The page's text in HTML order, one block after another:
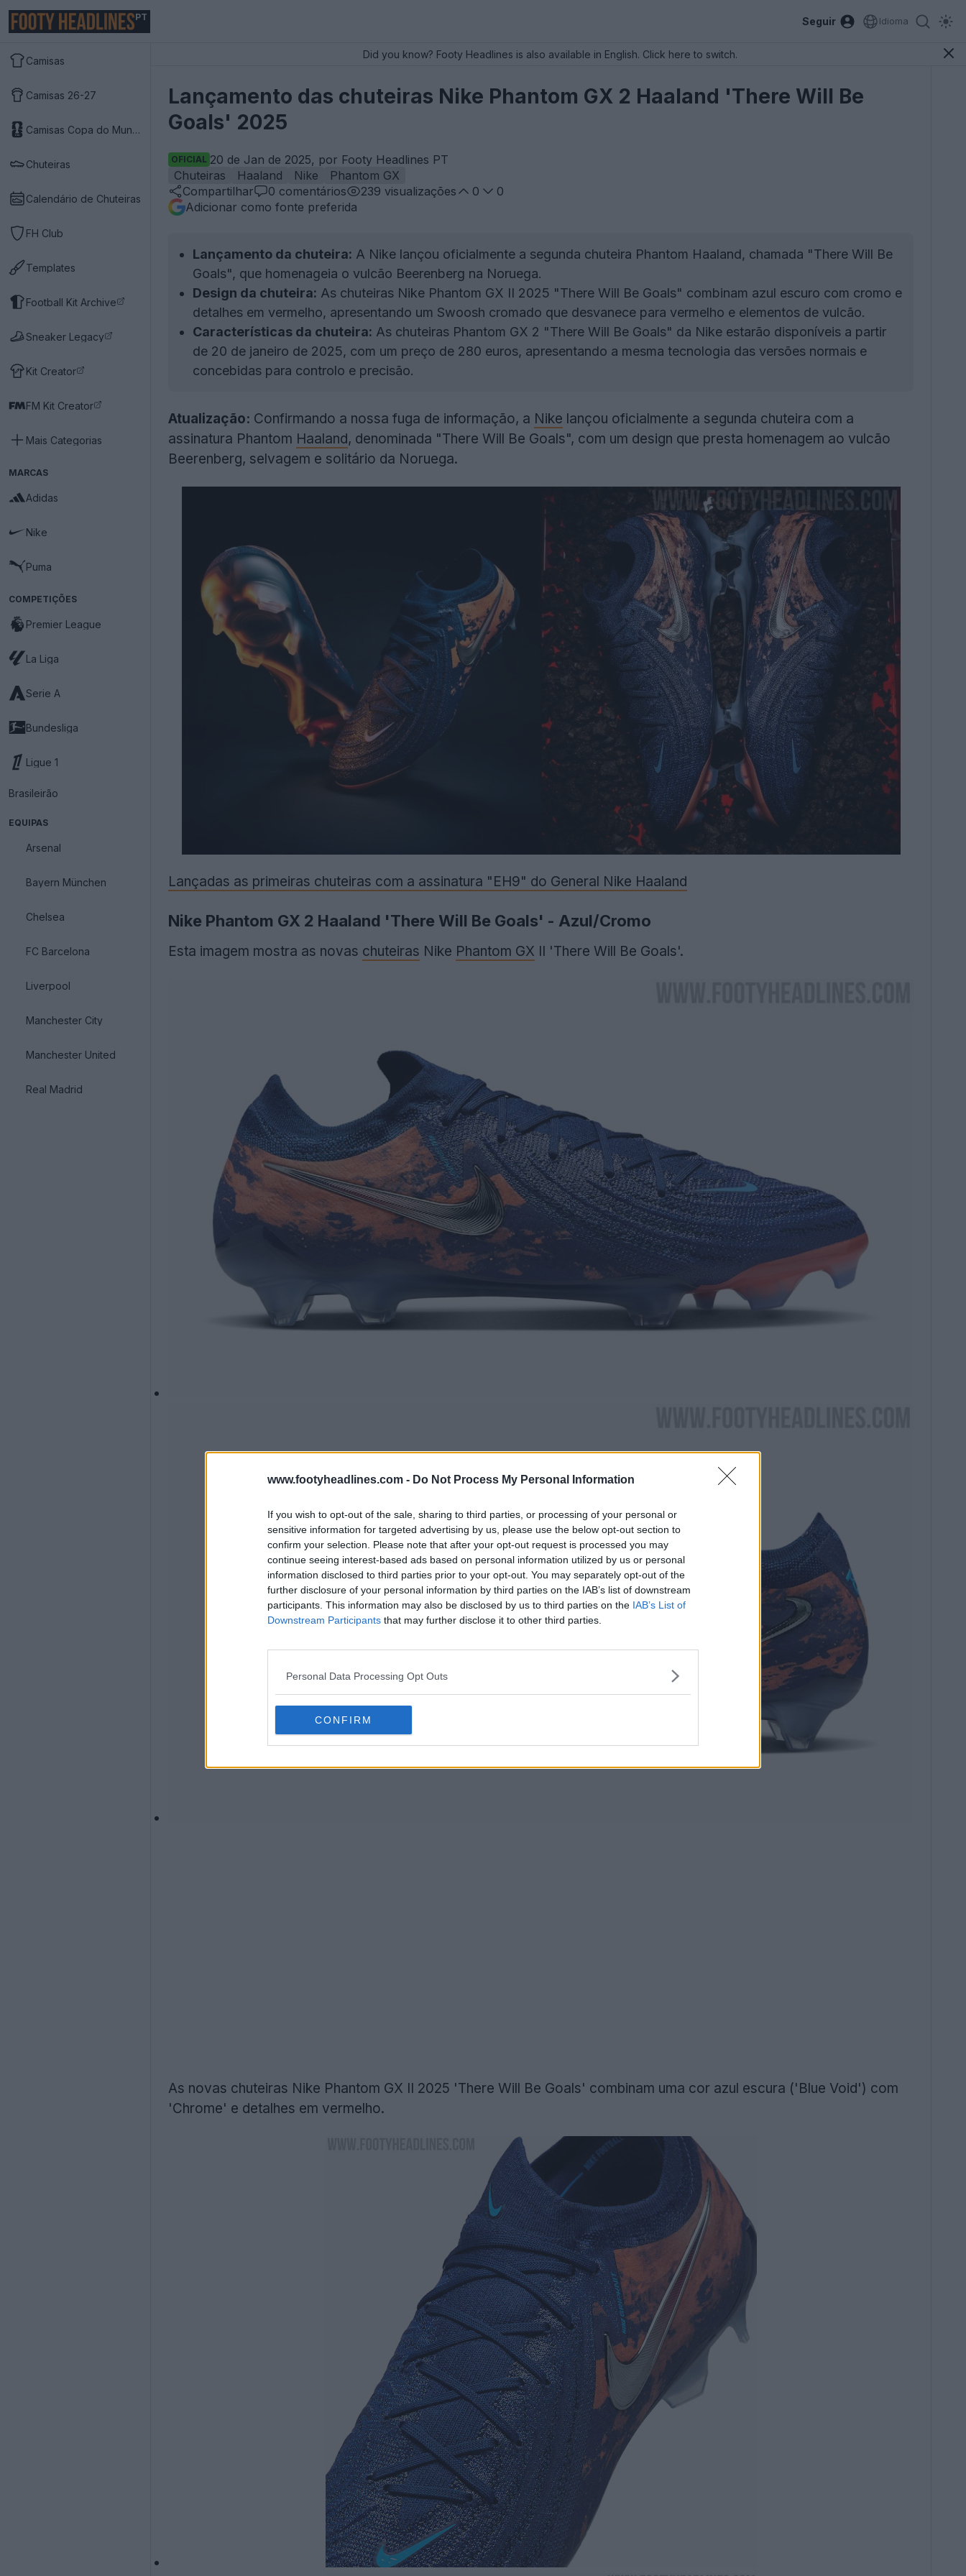
www.footyheadlines.com - Do Not Process My Personal Information
If you wish to opt-out of the sale, sharing to third parties, or processing of your personal or
sensitive information for targeted advertising by us, please use the below opt-out section to
confirm your selection. Please note that after your opt-out request is processed you may
continue seeing interest-based ads based on personal information utilized by us or personal
information disclosed to third parties prior to your opt-out. You may separately opt-out of the
further disclosure of your personal information by third parties on the IAB’s list of downstream
participants. This information may also be disclosed by us to third parties on the IAB’s List of
Downstream Participants that may further disclose it to other third parties.
Personal Data Processing Opt Outs
CONFIRM
PT Seguir Idioma
Camisas
Camisas 26-27
Camisas Copa do Mundo 2026
Chuteiras
Calendário de Chuteiras
FH Club
Templates
Football Kit Archive
Sneaker Legacy
Kit Creator
FM Kit Creator
Mais Categorias
MARCAS
Adidas
Nike
Puma
COMPETIÇÕES
Premier League
La Liga
Serie A
Bundesliga
Ligue 1
Brasileirão
EQUIPAS
Arsenal
Bayern München
Chelsea
FC Barcelona
Liverpool
Manchester City
Manchester United
Real Madrid
Did you know? Footy Headlines is also available in English. Click here to switch.
Lançamento das chuteiras Nike Phantom GX 2 Haaland 'There Will Be
Goals' 2025
OFICIAL 20 de Jan de 2025, por Footy Headlines PT
Chuteiras
Haaland Nike
Phantom GX
Compartilhar
0 comentários 239 visualizações 0
0
Adicionar como fonte preferida
Lançamento da chuteira: A Nike lançou oficialmente a segunda chuteira Phantom Haaland, chamada "There Will Be
Goals", que homenageia o vulcão Beerenberg na Noruega.
Design da chuteira: As chuteiras Nike Phantom GX II 2025 "There Will Be Goals" combinam azul escuro com cromo e
detalhes em vermelho, apresentando um Swoosh cromado que desvanece para vermelho e elementos de vulcão.
Características da chuteira: As chuteiras Phantom GX 2 "There Will Be Goals" da Nike estarão disponíveis a partir
de 20 de janeiro de 2025, com um preço de 280 euros, apresentando a mesma tecnologia das versões normais e
concebidas para controlo e precisão.
Atualização: Confirmando a nossa fuga de informação, a Nike lançou oficialmente a segunda chuteira com a
assinatura Phantom Haaland, denominada "There Will Be Goals", com um design que presta homenagem ao vulcão
Beerenberg, selvagem e solitário da Noruega.
Lançadas as primeiras chuteiras com a assinatura "EH9" do General Nike Haaland
Nike Phantom GX 2 Haaland 'There Will Be Goals' - Azul/Cromo
Esta imagem mostra as novas chuteiras Nike Phantom GX II 'There Will Be Goals'.
As novas chuteiras Nike Phantom GX II 2025 'There Will Be Goals' combinam uma cor azul escura ('Blue Void') com
'Chrome' e detalhes em vermelho.